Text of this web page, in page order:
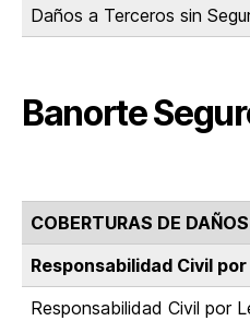
Daños a Terceros sin
Banorte
COBERTURAS DE
Responsabilidad Civil
Responsabilidad Civil por